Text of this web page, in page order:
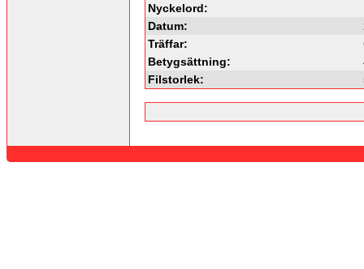
Nyckelord:
Datum:
Träffar:
Betygsättning:
Filstorlek: